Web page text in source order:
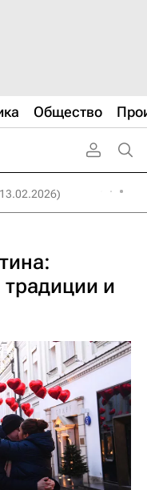
Общество
и